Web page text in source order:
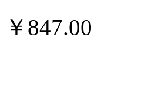
￥ 847.00